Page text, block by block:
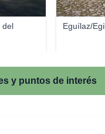
del
Eguílaz/
y puntos de interés